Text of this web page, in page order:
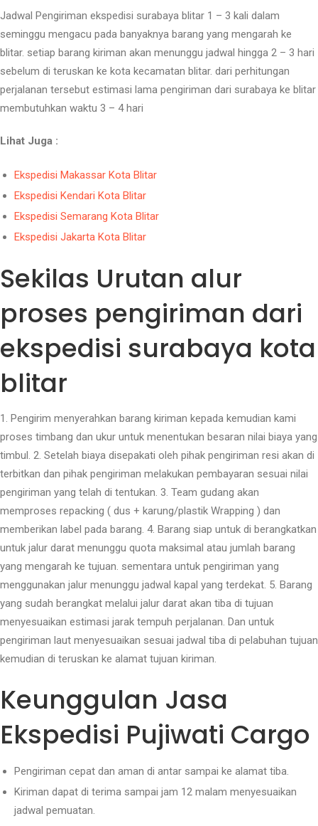
Jadwal Pengiriman ekspedisi surabaya blitar 1 – 3 kali dalam
seminggu mengacu pada banyaknya barang yang mengarah ke
blitar. setiap barang kiriman akan menunggu jadwal hingga 2 – 3 hari
sebelum di teruskan ke kota kecamatan blitar. dari perhitungan
perjalanan tersebut estimasi lama pengiriman dari surabaya ke blitar
membutuhkan waktu 3 – 4 hari
Lihat Juga :
Ekspedisi Makassar Kota Blitar
Ekspedisi Kendari Kota Blitar
Ekspedisi Semarang Kota Blitar
Ekspedisi Jakarta Kota Blitar
Sekilas Urutan alur
proses pengiriman dari
ekspedisi surabaya kota
blitar
1. Pengirim menyerahkan barang kiriman kepada kemudian kami
proses timbang dan ukur untuk menentukan besaran nilai biaya yang
timbul. 2. Setelah biaya disepakati oleh pihak pengiriman resi akan di
terbitkan dan pihak pengiriman melakukan pembayaran sesuai nilai
pengiriman yang telah di tentukan. 3. Team gudang akan
memproses repacking ( dus + karung/plastik Wrapping ) dan
memberikan label pada barang. 4. Barang siap untuk di berangkatkan
untuk jalur darat menunggu quota maksimal atau jumlah barang
yang mengarah ke tujuan. sementara untuk pengiriman yang
menggunakan jalur menunggu jadwal kapal yang terdekat. 5. Barang
yang sudah berangkat melalui jalur darat akan tiba di tujuan
menyesuaikan estimasi jarak tempuh perjalanan. Dan untuk
pengiriman laut menyesuaikan sesuai jadwal tiba di pelabuhan tujuan
kemudian di teruskan ke alamat tujuan kiriman.
Keunggulan Jasa
Ekspedisi Pujiwati Cargo
Pengiriman cepat dan aman di antar sampai ke alamat tiba.
Kiriman dapat di terima sampai jam 12 malam menyesuaikan
jadwal pemuatan.